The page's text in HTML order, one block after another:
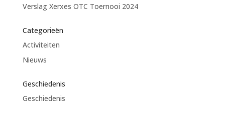
Verslag Xerxes OTC Toernooi 2024
Categorieën
Activiteiten
Nieuws
Geschiedenis
Geschiedenis